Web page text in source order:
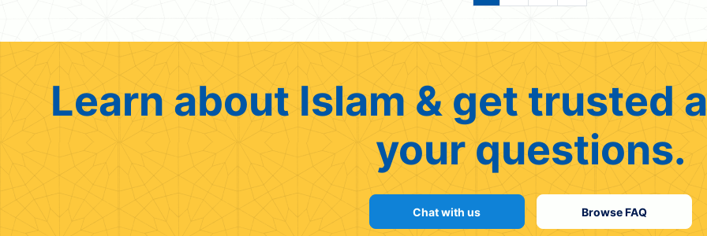
Learn about Islam & get trusted
your questions.
Chat with us Browse FAQ